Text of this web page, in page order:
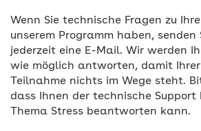
Wenn Sie technische Fragen zu
unserem Programm haben, senden
jederzeit eine E-Mail. Wir werden
wie möglich antworten, damit
Teilnahme nichts im Wege steht.
dass Ihnen der technische Support
Thema Stress beantworten kann.